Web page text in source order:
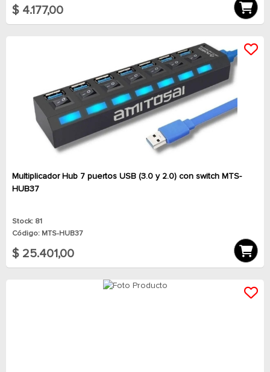
$ 4.177,00
Multiplicador Hub 7 puertos USB (3.0 y 2.0) con switch MTS-
HUB37
Stock: 81
Código: MTS-HUB37
$ 25.401,00